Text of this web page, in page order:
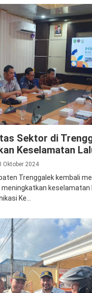
Sektor di
Keselamatan
Oktober 2024
Trenggalek kembali
keselamatan
Ke...